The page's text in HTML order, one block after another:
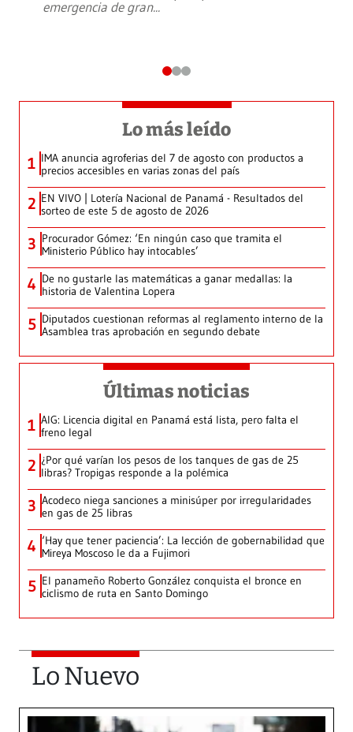
emergencia de gran...
Lo más leído
1 IMA anuncia agroferias del 7 de agosto con productos a
precios accesibles en varias zonas del país
2 EN VIVO | Lotería Nacional de Panamá - Resultados del
sorteo de este 5 de agosto de 2026
3 Procurador Gómez: ‘En ningún caso que tramita el
Ministerio Público hay intocables’
4 De no gustarle las matemáticas a ganar medallas: la
historia de Valentina Lopera
5 Diputados cuestionan reformas al reglamento interno de la
Asamblea tras aprobación en segundo debate
Últimas noticias
1 AIG: Licencia digital en Panamá está lista, pero falta el
freno legal
2 ¿Por qué varían los pesos de los tanques de gas de 25
libras? Tropigas responde a la polémica
3 Acodeco niega sanciones a minisúper por irregularidades
en gas de 25 libras
4 ‘Hay que tener paciencia’: La lección de gobernabilidad que
Mireya Moscoso le da a Fujimori
5 El panameño Roberto González conquista el bronce en
ciclismo de ruta en Santo Domingo
Lo Nuevo